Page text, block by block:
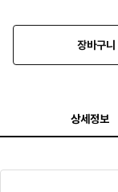
장바구니
상세정보